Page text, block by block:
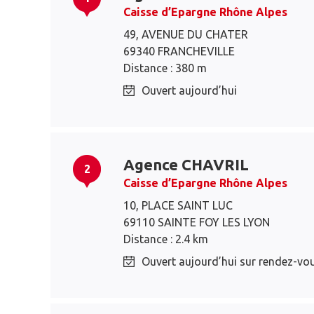
Caisse d’Epargne Rhône Alpes
49, AVENUE DU CHATER
69340 FRANCHEVILLE
Distance : 380 m
Ouvert aujourd’hui
2 Agence CHAVRIL
Caisse d’Epargne Rhône Alpes
10, PLACE SAINT LUC
69110 SAINTE FOY LES LYON
Distance : 2.4 km
Ouvert aujourd’hui sur rendez-